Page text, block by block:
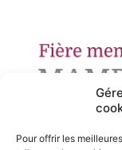
Pour offrir les